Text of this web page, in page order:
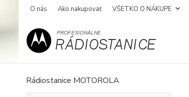
O nás Ako nakupovať VŠETKO O NÁKUPE
Rádiostanice MOTOROLA